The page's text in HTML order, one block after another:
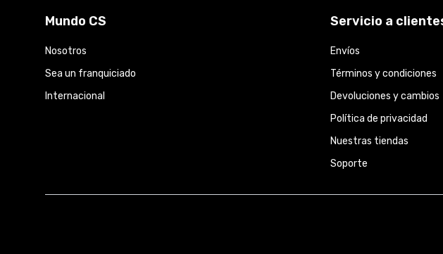
Mundo CS
Nosotros
Sea un franquiciado
Internacional
Servicio a
Envíos
Términos y condiciones
Devoluciones y cambios
Política de privacidad
Nuestras tiendas
Soporte